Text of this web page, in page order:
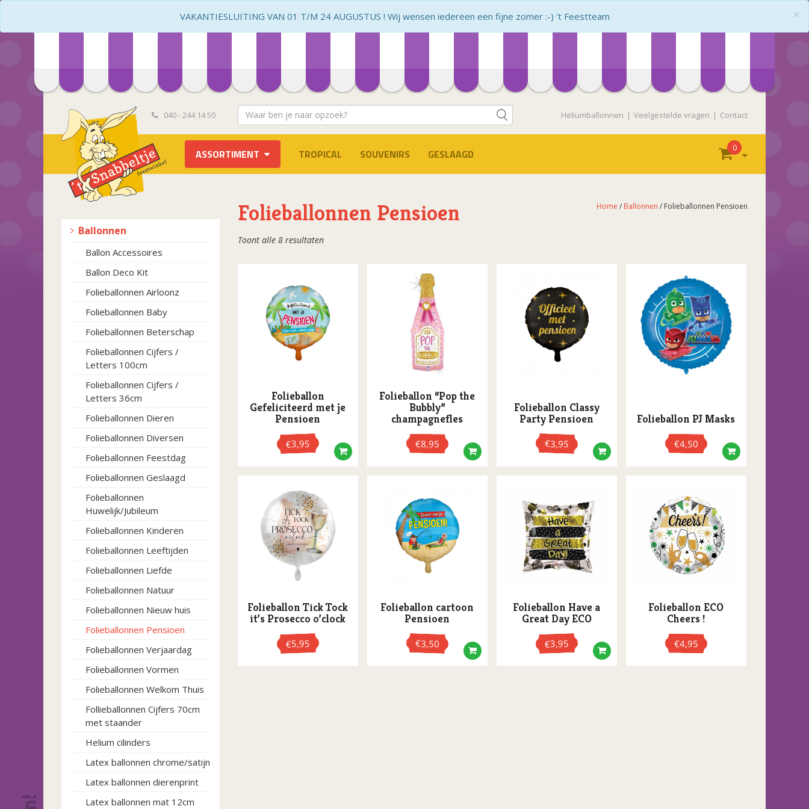
×
VAKANTIESLUITING VAN 01 T/M 24 AUGUSTUS ! Wij wensen iedereen een fijne zomer :-) 't Feestteam
040 - 244 14 50 Heliumballonnen Veelgestelde vragen Contact
ASSORTIMENT TROPICAL SOUVENIRS GESLAAGD 0
Ballonnen
Ballon Accessoires
Ballon Deco Kit
Folieballonnen Airloonz
Folieballonnen Baby
Folieballonnen Beterschap
Folieballonnen Cijfers /
Letters 100cm
Folieballonnen Cijfers /
Letters 36cm
Folieballonnen Dieren
Folieballonnen Diversen
Folieballonnen Feestdag
Folieballonnen Geslaagd
Folieballonnen
Huwelijk/Jubileum
Folieballonnen Kinderen
Folieballonnen Leeftijden
Folieballonnen Liefde
Folieballonnen Natuur
Folieballonnen Nieuw huis
Folieballonnen Pensioen
Folieballonnen Verjaardag
Folieballonnen Vormen
Folieballonnen Welkom Thuis
Follieballonnen Cijfers 70cm
met staander
Helium cilinders
Latex ballonnen chrome/satijn
Latex ballonnen dierenprint
Latex ballonnen mat 12cm
Home / Ballonnen / Folieballonnen Pensioen
Folieballonnen Pensioen
Toont alle 8 resultatenGesorteerd
populariteit
Folieballon
Gefeliciteerd met je
Pensioen
€3,95
Folieballon “Pop the
Bubbly”
champagnefles
€8,95
Folieballon Classy
Party Pensioen
€3,95
Folieballon PJ Masks
€4,50
Folieballon Tick Tock
it’s Prosecco o’clock
€5,95
Folieballon cartoon
Pensioen
€3,50
Folieballon Have a
Great Day ECO
€3,95
Folieballon ECO
Cheers !
€4,95